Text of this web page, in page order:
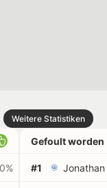
Weitere Statistiken
Gefoult worden
#1